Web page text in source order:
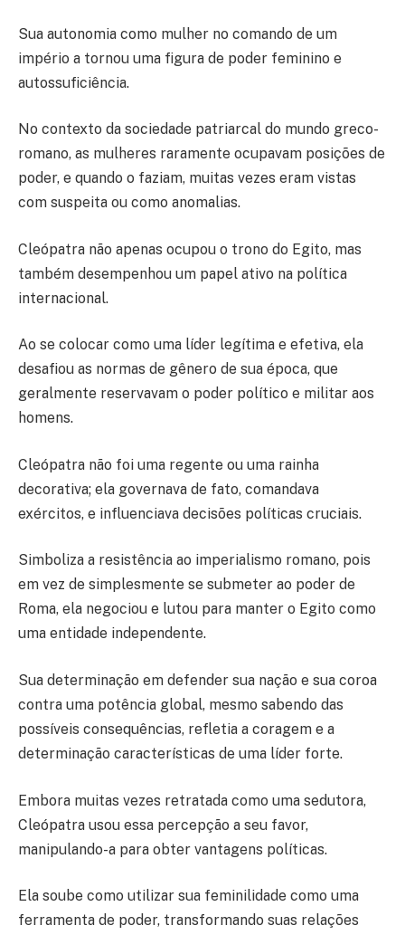
Sua autonomia como mulher no comando de um
império a tornou uma figura de poder feminino e
autossuficiência.
No contexto da sociedade patriarcal do mundo greco-
romano, as mulheres raramente ocupavam posições de
poder, e quando o faziam, muitas vezes eram vistas
com suspeita ou como anomalias.
Cleópatra não apenas ocupou o trono do Egito, mas
também desempenhou um papel ativo na política
internacional.
Ao se colocar como uma líder legítima e efetiva, ela
desafiou as normas de gênero de sua época, que
geralmente reservavam o poder político e militar aos
homens.
Cleópatra não foi uma regente ou uma rainha
decorativa; ela governava de fato, comandava
exércitos, e influenciava decisões políticas cruciais.
Simboliza a resistência ao imperialismo romano, pois
em vez de simplesmente se submeter ao poder de
Roma, ela negociou e lutou para manter o Egito como
uma entidade independente.
Sua determinação em defender sua nação e sua coroa
contra uma potência global, mesmo sabendo das
possíveis consequências, refletia a coragem e a
determinação características de uma líder forte.
Embora muitas vezes retratada como uma sedutora,
Cleópatra usou essa percepção a seu favor,
manipulando-a para obter vantagens políticas.
Ela soube como utilizar sua feminilidade como uma
ferramenta de poder, transformando suas relações